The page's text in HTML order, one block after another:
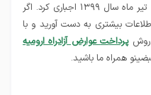
عوارض آزادراهی تبریز ارومیه را از ابتدای تیر ماه سال ۱۳۹۹ اجباری کرد. اگر
بیشتری به دست آورید و با
روش‌پرداختعوارض آزادراه ارومیه
همراه ما باشید.